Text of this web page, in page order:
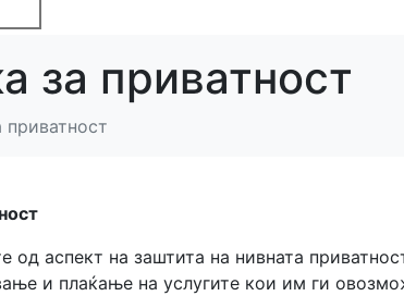
за приватност
приватност
од аспект на заштита на нивната
и плаќање на услугите кои им ги